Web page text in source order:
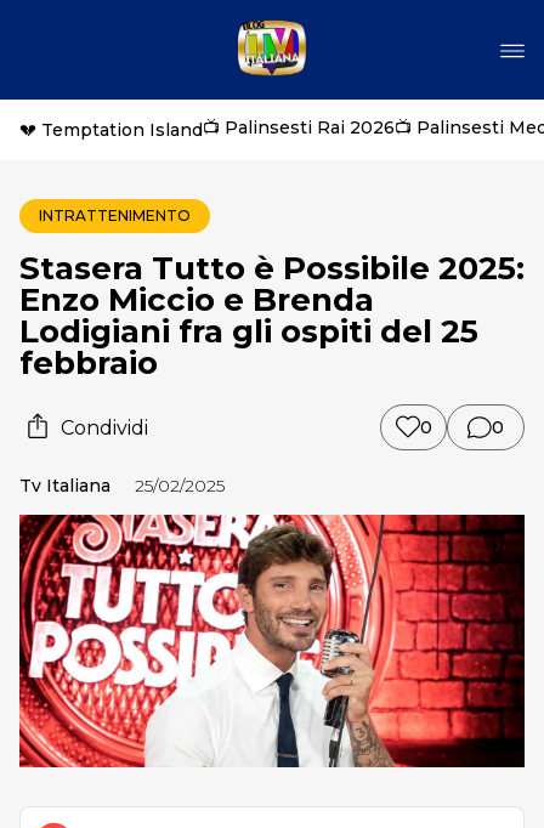
💔 Temptation Island📺 Palinsesti Rai 2026📺 Palinsesti
INTRATTENIMENTO
Stasera Tutto è Possibile 2025:
Enzo Miccio e Brenda
Lodigiani fra gli ospiti del 25
febbraio
Condividi 0 0
Tv Italiana 25/02/2025